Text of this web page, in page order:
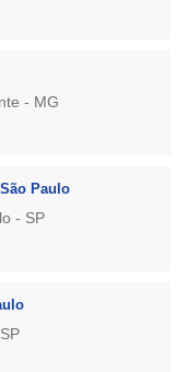
- MG
Paulo
- SP